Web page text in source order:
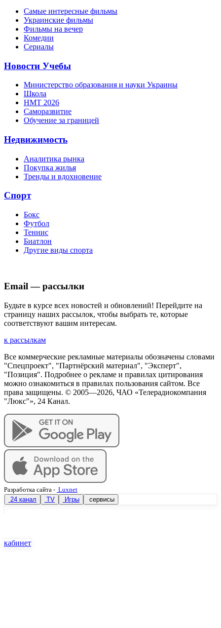
Самые интересные фильмы
Украинские фильмы
Фильмы на вечер
Комедии
Сериалы
Новости Учебы
Министерство образования и науки Украины
Школа
НМТ 2026
Саморазвитие
Обучение за границей
Недвижимость
Аналитика рынка
Покупка жилья
Тренды и вдохновение
Спорт
Бокс
Футбол
Теннис
Биатлон
Другие виды спорта
Email — рассылки
Будьте в курсе всех новостей и обновлений! Перейдите на
страницу наших рассылок, чтобы выбрать те, которые
соответствуют вашим интересам.
к рассылкам
Все коммерческие рекламные материалы обозначены словами
"Спецпроект", "Партнёрский материал", "Эксперт",
"Позиция". Подробнее о рекламе и правилах цитирования
можно ознакомиться в правилах пользования сайтом. Все
права защищены. © 2005—2026, ЧАО «Телерадиокомпания
"Люкс"», 24 Канал.
Разработка сайта - Luxnet
24 канал
TV Игры сервисы
кабинет